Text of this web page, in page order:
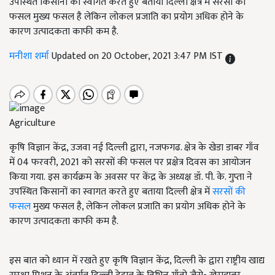
फसल मुख्य फसल है लेकिन लोकल प्रजाति का प्रयोग अधिक होने के
कारण उत्पादकता काफी कम है.
मनीशा शर्माUpdated on 20 October, 2021 3:47 PM IST
Agriculture
कृषि विज्ञान केंद्र, उजवा नई दिल्ली द्वारा, नजफगढ. क्षेत्र के खेडा डाबर गाँव
में 04 फरवरी, 2021 को सरसों की फसल पर प्रक्षेत्र दिवस का आयोजन
किया गया. इस कार्यक्रम के अवसर पर केंद्र के अध्यक्ष डॉ. पी. के. गुप्ता ने
उपस्थित किसानों का स्वागत करते हुए बताया दिल्ली क्षेत्र मेंसरसों की
फसलमुख्य फसल है, लेकिन लोकल प्रजाति का प्रयोग अधिक होने के
कारण उत्पादकता काफी कम है.
इस बात को ध्यान में रखते हुए कृषि विज्ञान केंद्र, दिल्ली के द्वारा राष्ट्रीय खाद्य